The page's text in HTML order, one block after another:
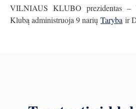
VILNIAUS KLUBO prezidentas –
Klubą administruoja 9 narių Taryba ir